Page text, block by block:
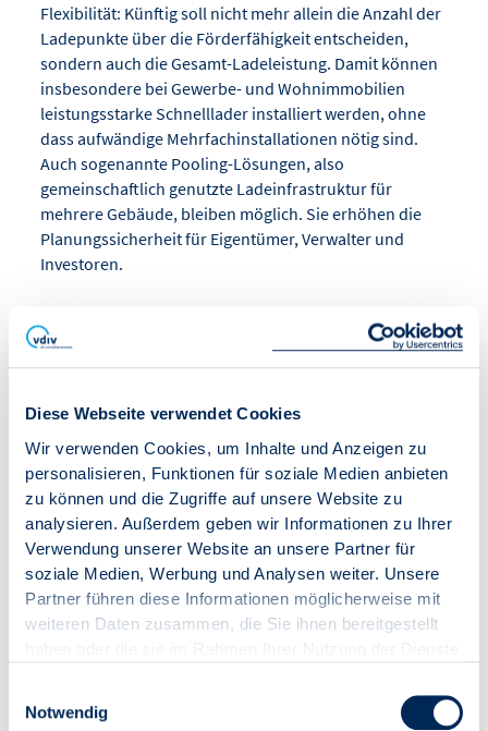
Diese Webseite verwendet Cookies
Wir verwenden Cookies, um Inhalte und Anzeigen zu
personalisieren, Funktionen für soziale Medien anbieten
zu können und die Zugriffe auf unsere Website zu
analysieren. Außerdem geben wir Informationen zu Ihrer
Verwendung unserer Website an unsere Partner für
soziale Medien, Werbung und Analysen weiter. Unsere
Partner führen diese Informationen möglicherweise mit
weiteren Daten zusammen, die Sie ihnen bereitgestellt
Notwendig
Flexibilität: Künftig soll nicht mehr allein die Anzahl der
Ladepunkte über die Förderfähigkeit entscheiden,
sondern auch die Gesamt-Ladeleistung. Damit können
insbesondere bei Gewerbe- und Wohnimmobilien
leistungsstarke Schnelllader installiert werden, ohne
dass aufwändige Mehrfachinstallationen nötig sind.
Auch sogenannte Pooling-Lösungen, also
gemeinschaftlich genutzte Ladeinfrastruktur für
mehrere Gebäude, bleiben möglich. Sie erhöhen die
Planungssicherheit für Eigentümer, Verwalter und
Investoren.
Für die praktische Umsetzung hat die Nationale
Leitstelle Ladeinfrastruktur einen Leitfaden
veröffentlicht, der Eigentümern und Verwaltern Schritt
Installationsprozess führt. Der Verband der
Immobilienverwalter Deutschland betont, dass neben
rechtlichen Kenntnissen insbesondere technisches
Verständnis erforderlich ist, etwa zur Lastverteilung,
Netzanschlussplanung oder Abrechnung.
Auch steuerlich lohnt sich die Nachrüstung: Vermieter
können Anschaffungs- und Installationskosten über die
betriebsgewöhnliche Nutzungsdauer abschreiben.
Handwerkerleistungen.